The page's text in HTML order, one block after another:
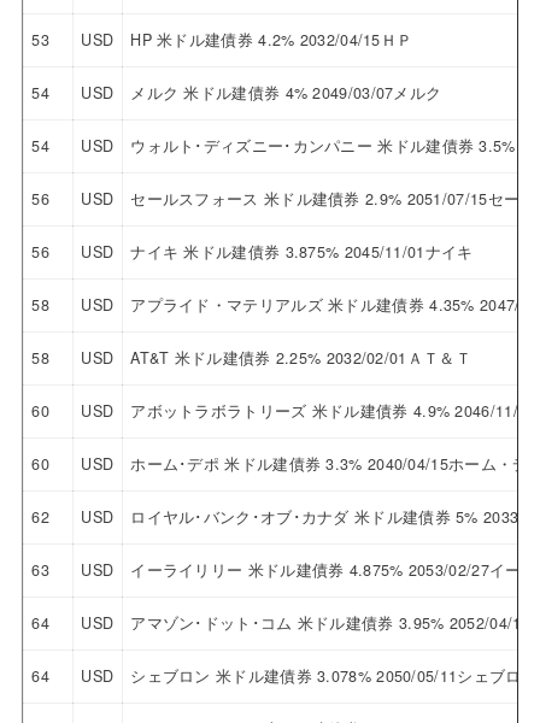
53 USD HP 米ドル建債券 4.2% 2032/04/15ＨＰ
54 USD メルク 米ドル建債券 4% 2049/03/07メルク
54 USD ウォルト･ディズニー･カンパニー 米ドル建債券 3.5%
56 USD セールスフォース 米ドル建債券 2.9% 2051/07/15セー
56 USD ナイキ 米ドル建債券 3.875% 2045/11/01ナイキ
58 USD アプライド・マテリアルズ 米ドル建債券 4.35% 2047/
58 USD AT&T 米ドル建債券 2.25% 2032/02/01ＡＴ＆Ｔ
60 USD アボットラボラトリーズ 米ドル建債券 4.9% 2046/11/
60 USD ホーム･デポ 米ドル建債券 3.3% 2040/04/15ホーム・デ
62 USD ロイヤル･バンク･オブ･カナダ 米ドル建債券 5% 2033/
63 USD イーライリリー 米ドル建債券 4.875% 2053/02/27イー
64 USD アマゾン･ドット･コム 米ドル建債券 3.95% 2052/04/13
64 USD シェブロン 米ドル建債券 3.078% 2050/05/11シェブロン